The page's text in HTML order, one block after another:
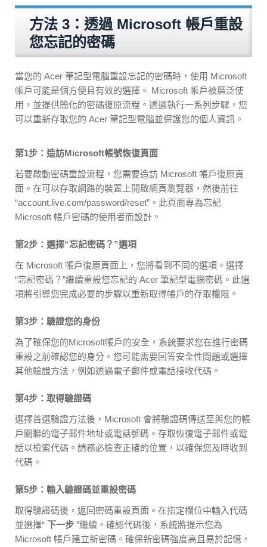
方法 3：透過 Microsoft 帳戶重設
您忘記的密碼
當您的 Acer 筆記型電腦重設忘記的密碼時，使用 Microsoft
帳戶可能是個方便且有效的選擇。 Microsoft 帳戶被廣泛使
用，並提供簡化的密碼復原流程。透過執行一系列步驟，您
可以重新存取您的 Acer 筆記型電腦並保護您的個人資訊。
第1步：造訪Microsoft帳號恢復頁面
若要啟動密碼重設流程，您需要造訪 Microsoft 帳戶復原頁
面。在可以存取網路的裝置上開啟網頁瀏覽器，然後前往
“account.live.com/password/reset”。此頁面專為忘記
Microsoft 帳戶密碼的使用者而設計。
第2步：選擇“忘記密碼？”選項
在 Microsoft 帳戶復原頁面上，您將看到不同的選項。選擇
“忘記密碼？”繼續重設您忘記的 Acer 筆記型電腦密碼。此選
項將引導您完成必要的步驟以重新取得帳戶的存取權限。
第3步：驗證您的身份
為了確保您的Microsoft帳戶的安全，系統要求您在進行密碼
重設之前確認您的身分。您可能需要回答安全性問題或選擇
其他驗證方法，例如透過電子郵件或電話接收代碼。
第4步：取得驗證碼
選擇首選驗證方法後，Microsoft 會將驗證碼傳送至與您的帳
戶關聯的電子郵件地址或電話號碼。存取恢復電子郵件或電
話以檢索代碼。請務必檢查正確的位置，以確保您及時收到
代碼。
第5步：輸入驗證碼並重設密碼
取得驗證碼後，返回密碼重設頁面。在指定欄位中輸入代碼
並選擇“ 下一步 ”繼續。確認代碼後，系統將提示您為
Microsoft 帳戶建立新密碼。確保新密碼強度高且易於記憶，